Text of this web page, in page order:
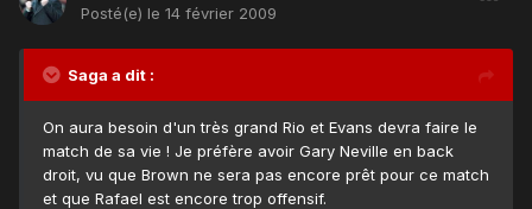
Posté(e) le 14 février 2009
Saga a dit :
On aura besoin d'un très grand Rio et Evans devra faire le
match de sa vie ! Je préfère avoir Gary Neville en back
droit, vu que Brown ne sera pas encore prêt pour ce match
et que Rafael est encore trop offensif.